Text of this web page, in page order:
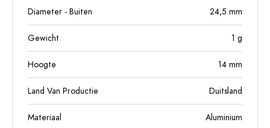
Diameter - Buiten 24,5 mm
Gewicht 1 g
Hoogte 14 mm
Land Van Productie Duitsland
Materiaal Aluminium